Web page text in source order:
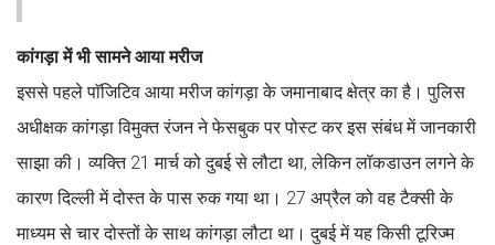
कांगड़ा में भी सामने आया मरीज
इससे पहले पाॅजिटिव आया मरीज कांगड़ा के जमानाबाद क्षेत्र का है। पुलिस
अधीक्षक कांगड़ा विमुक्त रंजन ने फेसबुक पर पोस्ट कर इस संबंध में जानकारी
साझा की। व्यक्ति 21 मार्च को दुबई से लौटा था, लेकिन लॉकडाउन लगने के
कारण दिल्ली में दोस्त के पास रुक गया था। 27 अप्रैल को वह टैक्सी के
माध्यम से चार दोस्तों के साथ कांगड़ा लौटा था। दुबई में यह किसी टूरिज्म